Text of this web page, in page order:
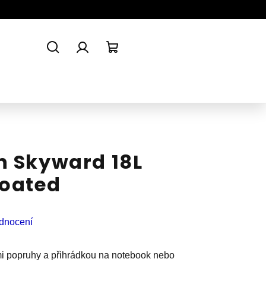
košík
Skyward 18L
popruhy a přihrádkou na notebook nebo